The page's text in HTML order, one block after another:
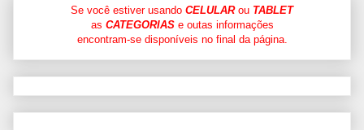
Se você estiver usando CELULARou TABLET
as CATEGORIASe outas informações
encontram-se disponíveis no final da página.